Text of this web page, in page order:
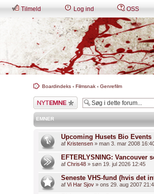
Tilmeld Log ind OSS
Boardindeks ‹ Filmsnak ‹ Genrefilm
Skriv et nyt emne
EMNER
Upcoming Husets Bio Events
af Kristensen » man 3. mar 2008
EFTERLYSNING:
af Chris48 » søn 19. jul 2026 12:45
Seneste VHS-fund (hvis det
af Vi Har Sjov » ons 29. aug 2007